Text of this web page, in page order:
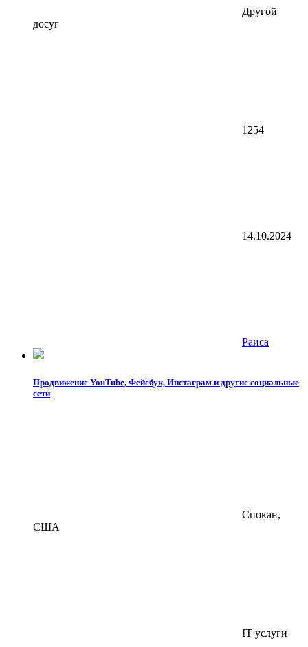
Другой
досуг
1254
14.10.2024
Раиса
Продвижение YouTube, Фейсбук, Инстаграм и другие социальные
сети
Спокан,
США
IT услуги